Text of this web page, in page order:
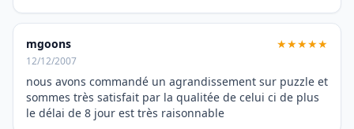
mgoons ★★★★★
12/12/2007
nous avons commandé un agrandissement sur puzzle et
sommes très satisfait par la qualitée de celui ci de plus
le délai de 8 jour est très raisonnable